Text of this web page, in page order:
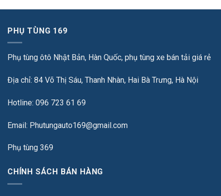
PHỤ TÙNG 169
Phụ tùng ôtô Nhật Bản, Hàn Quốc, phụ tùng xe bán tải giá rẻ
Địa chỉ: 84 Võ Thị Sáu, Thanh Nhàn, Hai Bà Trưng, Hà Nội
Hotline: 096 723 61 69
Email: Phutungauto169@gmail.com
Phụ tùng 369
CHÍNH SÁCH BÁN HÀNG